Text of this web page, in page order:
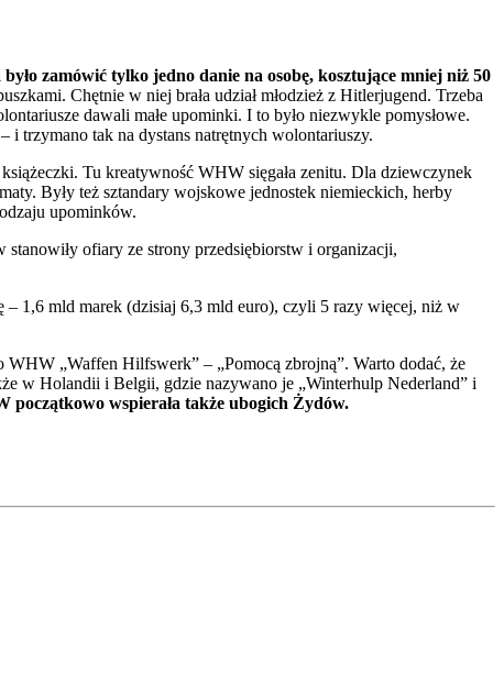
zamówić tylko jedno danie na osobę, kosztujące mniej niż 50
Chętnie w niej brała udział młodzież z Hitlerjugend. Trzeba
dawali małe upominki. I to było niezwykle pomysłowe.
i trzymano tak na dystans natrętnych wolontariuszy.
Tu kreatywność WHW sięgała zenitu. Dla dziewczynek
Były też sztandary wojskowe jednostek niemieckich, herby
upominków.
ofiary ze strony przedsiębiorstw i organizacji,
– 1,6 mld marek (dzisiaj 6,3 mld euro), czyli 5 razy więcej, niż w
„Waffen Hilfswerk” – „Pomocą zbrojną”. Warto dodać, że
w Holandii i Belgii, gdzie nazywano je „Winterhulp Nederland” i
początkowo wspierała także ubogich Żydów.